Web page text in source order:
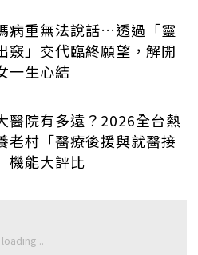
病重無法說話…透過「靈
竅」交代臨終願望，解開
一生心結
醫院有多遠？2026全台熱
老村「醫療後援與就醫接
機能大評比